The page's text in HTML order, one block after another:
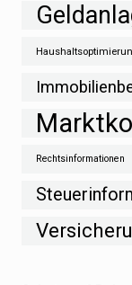
Rechtsinformationen